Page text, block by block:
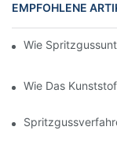
EMPFOHLENE
Wie
Wie Das